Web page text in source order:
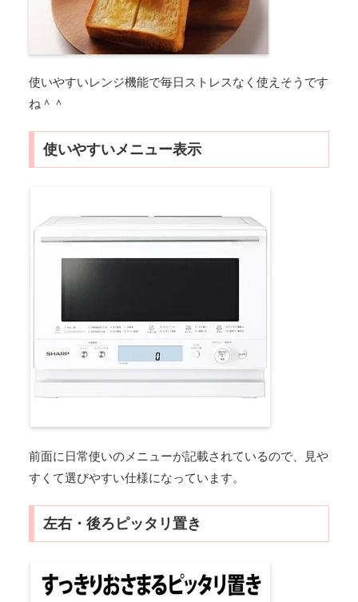
使いやすいレンジ機能で毎日ストレスなく使えそうです
ね＾＾
使いやすいメニュー表示
前面に日常使いのメニューが記載されているので、見や
すくて選びやすい仕様になっています。
左右・後ろピッタリ置き